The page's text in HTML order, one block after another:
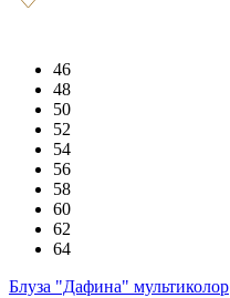
46
48
50
52
54
56
58
60
62
64
Блуза "Дафина" мультиколор